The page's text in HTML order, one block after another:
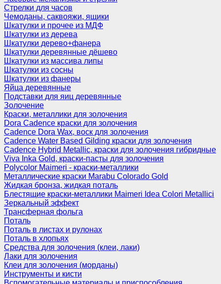
Стрелки для часов
Чемоданы, саквояжи, ящики
Шкатулки и прочее из МДФ
Шкатулки из дерева
Шкатулки дерево+фанера
Шкатулки деревянные дёшево
Шкатулки из массива липы
Шкатулки из сосны
Шкатулки из фанеры
Яйца деревянные
Подставки для яиц деревянные
Золочение
Краски, металлики для золочения
Dora Cadence краски для золочения
Cadence Dora Wax, воск для золочения
Cadence Water Based Gilding краски для золочения
Cadence Hybrid Metallic, краски для золочения гибридные
Viva Inka Gold, краски-пасты для золочения
Polycolor Maimeri - краски-металлики
Металлические краски Marabu Colorado Gold
Жидкая бронза, жидкая поталь
Блестящие краски-металлики Maimeri Idea Colori Metallici
Зеркальный эффект
Трансферная фольга
Поталь
Поталь в листах и рулонах
Поталь в хлопьях
Средства для золочения (клеи, лаки)
Лаки для золочения
Клеи для золочения (морданы)
Инструменты и кисти